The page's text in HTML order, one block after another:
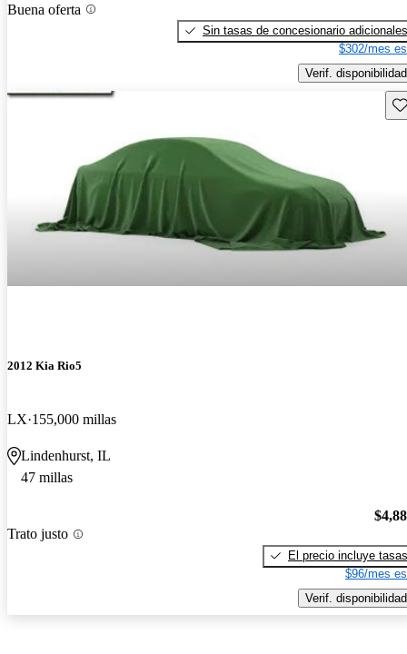
Buena oferta
Sin tasas de concesionario adicionales
$302/mes
Verif. disponibilidad
2012 Kia Rio5
LX 155,000 millas
Lindenhurst, IL
47 millas
Trato justo
El precio incluye tasas
$96/mes
Verif. disponibilidad